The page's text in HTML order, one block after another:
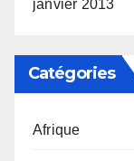
janvier 2013
Catégories
Afrique